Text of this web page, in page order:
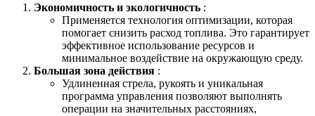
Экономичность и экологичность :
Применяется технология оптимизации, которая
помогает снизить расход топлива. Это гарантирует
эффективное использование ресурсов и
минимальное воздействие на окружающую среду.
Большая зона действия :
Удлиненная стрела, рукоять и уникальная
программа управления позволяют выполнять
операции на значительных расстояниях,